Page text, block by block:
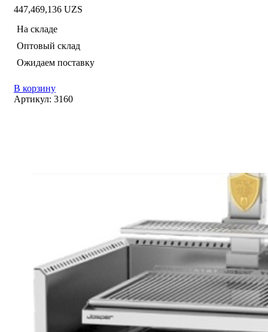
447,469,136 UZS
На складе
Оптовый склад
Ожидаем поставку
В корзину
Артикул: 3160